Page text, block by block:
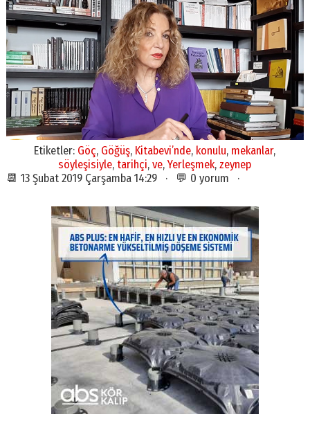
Etiketler: Göç, Göğüş, Kitabevi’nde, konulu, mekanlar,
söyleşisiyle, tarihçi,ve,Yerleşmek,zeynep
📆 13 Şubat 2019 Çarşamba 14:29 · 💬 0 yorum ·